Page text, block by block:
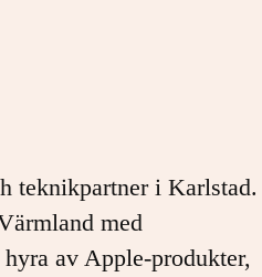
teknikpartner i Karlstad.
med
av Apple-produkter,